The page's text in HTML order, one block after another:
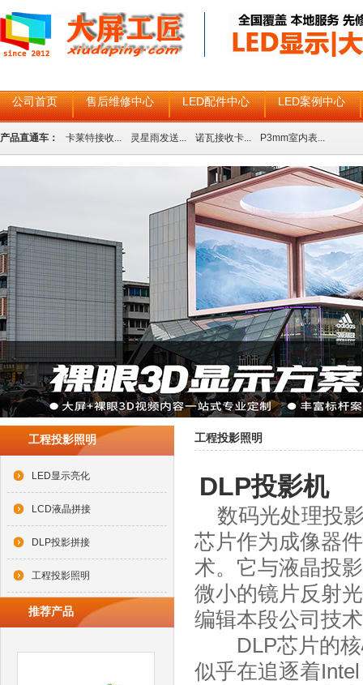
公司首页 售后维修中心 LED配件中心 LED案例中心
产品直通车： 卡莱特接收... 灵星雨发送... 诺瓦接收卡... P3mm室内表...
工程投影照明
LED显示亮化
LCD液晶拼接
DLP投影拼接
工程投影照明
推荐产品
工程投影照明
DLP投影机
数码光处理投
芯片作为成像器
术。它与液晶投
微小的镜片反射
编辑本段公司技术
DLP芯片的核
似乎在追逐着